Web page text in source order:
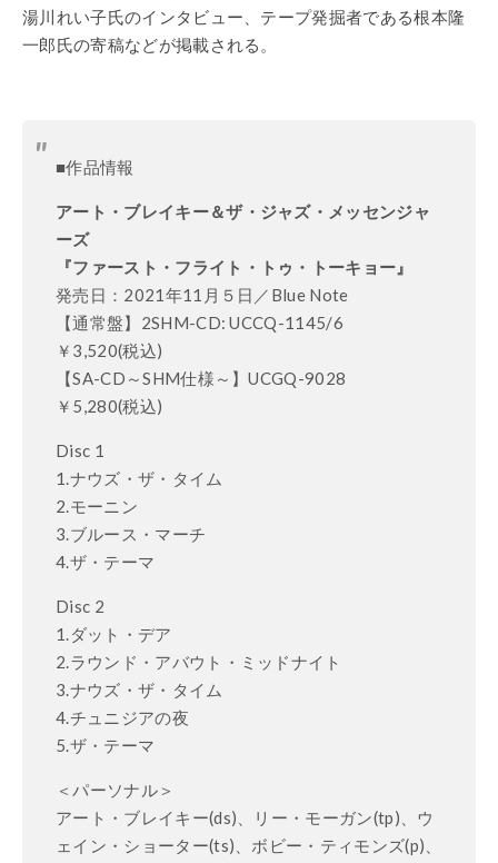
湯川れい子氏のインタビュー、 テープ発掘者である根本隆
一郎氏の寄稿などが掲載される。
■作品情報
アート・ブレイキー＆ザ・ジャズ・メッセンジャ
ーズ
『ファースト・フライト・トゥ・トーキョー』
発売日：2021年11月５日／Blue Note
【通常盤】2SHM-CD: UCCQ-1145/6
￥3,520(税込)
【SA-CD～SHM仕様～】UCGQ-9028
￥5,280(税込)
Disc 1
1.ナウズ・ザ・タイム
2.モーニン
3.ブルース・マーチ
4.ザ・テーマ
Disc 2
1.ダット・デア
2.ラウンド・アバウト・ミッドナイト
3.ナウズ・ザ・タイム
4.チュニジアの夜
5.ザ・テーマ
＜パーソナル＞
アート・ブレイキー(ds)、リー・モーガン(tp)、ウ
ェイン・ショーター(ts)、ボビー・ティモンズ(p)、